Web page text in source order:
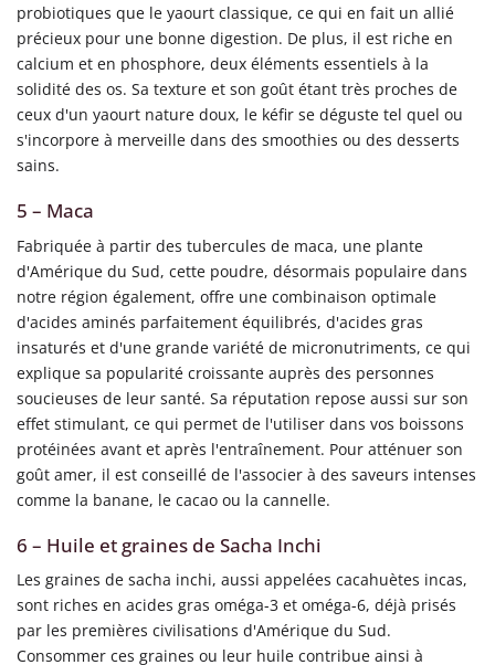
probiotiques que le yaourt classique, ce qui en fait un allié
précieux pour une bonne digestion. De plus, il est riche en
calcium et en phosphore, deux éléments essentiels à la
solidité des os. Sa texture et son goût étant très proches de
ceux d'un yaourt nature doux, le kéfir se déguste tel quel ou
s'incorpore à merveille dans des smoothies ou des desserts
sains.
5 – Maca
Fabriquée à partir des tubercules de maca, une plante
d'Amérique du Sud, cette poudre, désormais populaire dans
notre région également, offre une combinaison optimale
d'acides aminés parfaitement équilibrés, d'acides gras
insaturés et d'une grande variété de micronutriments, ce qui
explique sa popularité croissante auprès des personnes
soucieuses de leur santé. Sa réputation repose aussi sur son
effet stimulant, ce qui permet de l'utiliser dans vos boissons
protéinées avant et après l'entraînement. Pour atténuer son
goût amer, il est conseillé de l'associer à des saveurs intenses
comme la banane, le cacao ou la cannelle.
6 – Huile et graines de Sacha Inchi
Les graines de sacha inchi, aussi appelées cacahuètes incas,
sont riches en acides gras oméga-3 et oméga-6, déjà prisés
par les premières civilisations d'Amérique du Sud.
Consommer ces graines ou leur huile contribue ainsi à